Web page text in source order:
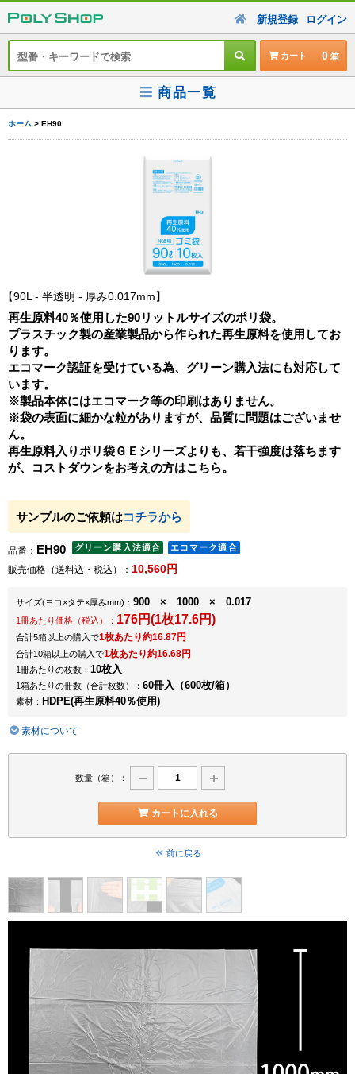
新規登録 ログイン
カート 0
商品一覧
ホーム > EH90
90L - 半透明 - 厚み0.017mm
再生原料40％使用した90リットルサイズのポリ袋。
プラスチック製の産業製品から作られた再生原料を使用してお
ります。
エコマーク認証を受けている為、グリーン購入法にも対応して
います。
※製品本体にはエコマーク等の印刷はありません。
※袋の表面に細かな粒がありますが、品質に問題はございませ
ん。
再生原料入りポリ袋ＧＥシリーズよりも、若干強度は落ちます
が、コストダウンをお考えの方はこちら。
サンプルのご依頼はコチラから
品番： EH90
販売価格（送料込・税込）： 10,560円
サイズ(ヨコ×タテ×厚みmm) ： 900 × 1000 × 0.017
1冊あたり価格（税込）： 176円(1枚17.6円)
合計5箱以上の購入で1枚あたり約16.87円
合計10箱以上の購入で1枚あたり約16.68円
1冊あたりの枚数： 10枚入
1箱あたりの冊数（合計枚数）： 60冊入（600枚/箱）
素材： HDPE(再生原料40％使用)
素材について
数量（箱）：
カートに入れる
前に戻る